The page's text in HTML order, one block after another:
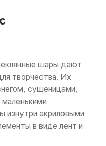
шары дают
творчества. Их
сушеницами,
изнутри акриловыми
в виде лент и